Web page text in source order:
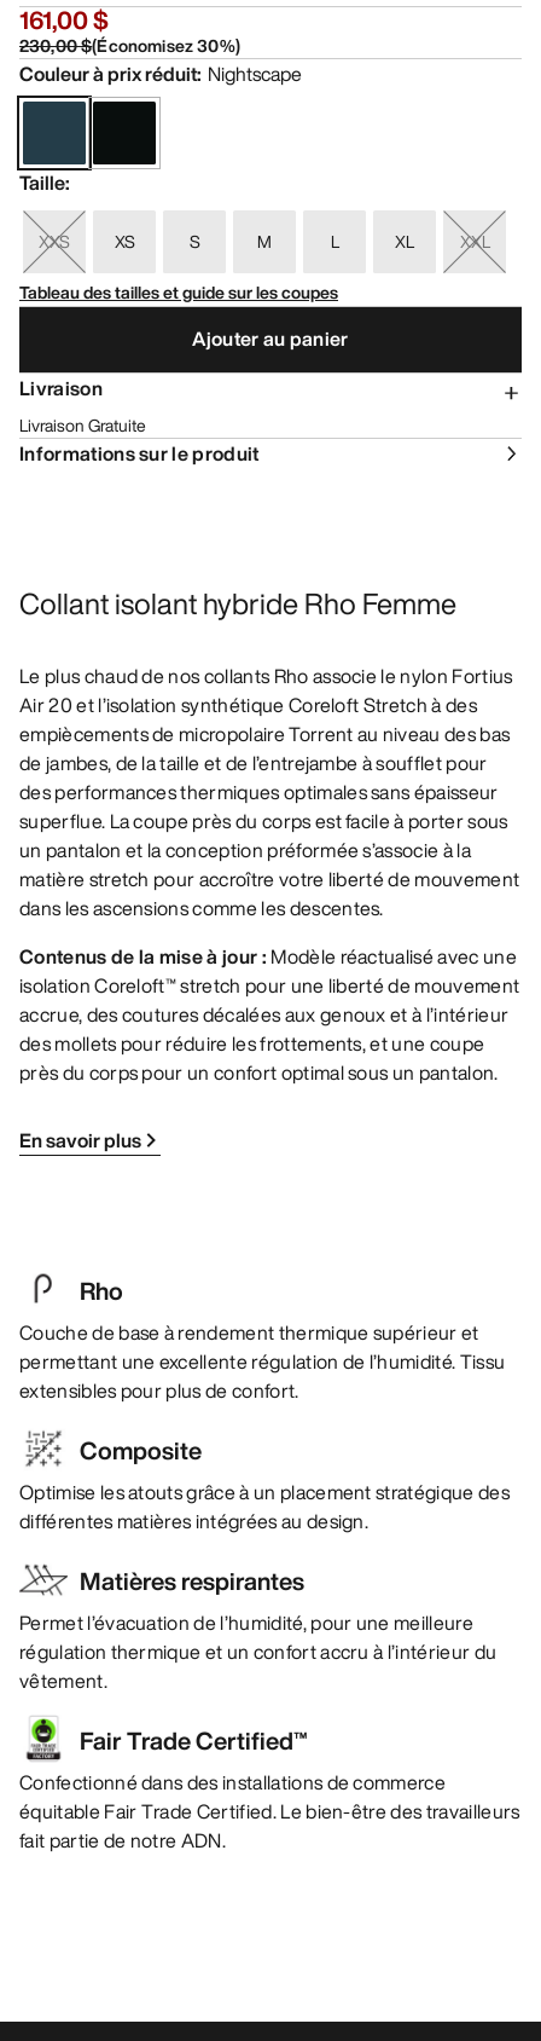
161,00 $
230,00 $(Économisez30%)
Couleur à prix réduit: Nightscape
Taille:
XXS XS S M L XL
XXL
Tableau des tailles et guide sur les coupes
Ajouter au panier
Livraison
Livraison Gratuite
Informations sur le produit
Collant isolant hybride Rho Femme
Le plus chaud de nos collants Rho associe le nylon Fortius
Air 20 et l’isolation synthétique Coreloft Stretch à des
empiècements de micropolaire Torrent au niveau des bas
de jambes, de la taille et de l’entrejambe à soufflet pour
des performances thermiques optimales sans épaisseur
superflue. La coupe près du corps est facile à porter sous
un pantalon et la conception préformée s’associe à la
matière stretch pour accroître votre liberté de mouvement
dans les ascensions comme les descentes.
Contenus de la mise à jour : Modèle réactualisé avec une
isolation Coreloft™ stretch pour une liberté de mouvement
accrue, des coutures décalées aux genoux et à l’intérieur
des mollets pour réduire les frottements, et une coupe
près du corps pour un confort optimal sous un pantalon.
En savoir plus
Rho
Couche de base à rendement thermique supérieur et
permettant une excellente régulation de l’humidité. Tissu
extensibles pour plus de confort.
Composite
Optimise les atouts grâce à un placement stratégique des
différentes matières intégrées au design.
Matières respirantes
Permet l’évacuation de l’humidité, pour une meilleure
régulation thermique et un confort accru à l’intérieur du
vêtement.
Fair Trade Certified™
Confectionné dans des installations de commerce
équitable Fair Trade Certified. Le bien-être des travailleurs
fait partie de notre ADN.